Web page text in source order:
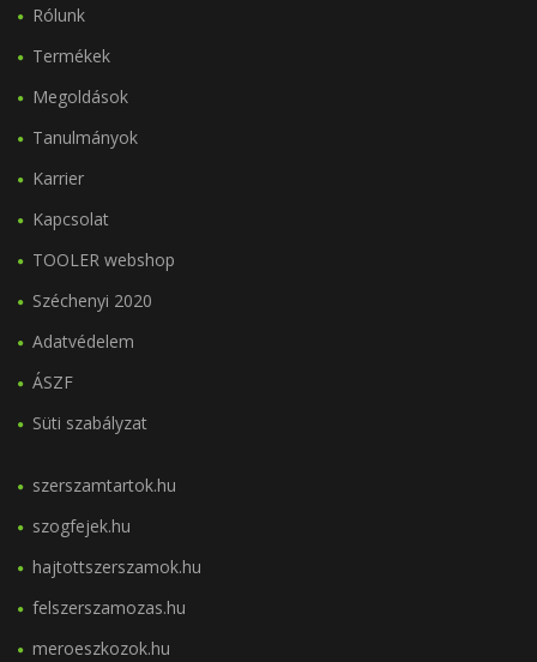
Rólunk
Termékek
Megoldások
Tanulmányok
Karrier
Kapcsolat
TOOLER webshop
Széchenyi 2020
Adatvédelem
ÁSZF
Süti szabályzat
szerszamtartok.hu
szogfejek.hu
hajtottszerszamok.hu
felszerszamozas.hu
meroeszkozok.hu